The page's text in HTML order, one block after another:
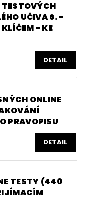
UČIVA 6. -
- KE
DETAIL
ONLINE
PRAVOPISU
DETAIL
TESTY (440